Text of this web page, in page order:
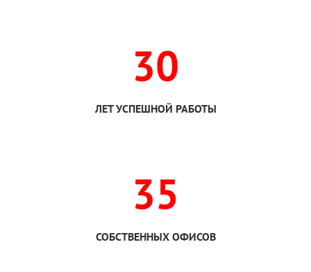
30
ЛЕТ УСПЕШНОЙ РАБОТЫ
35
СОБСТВЕННЫХ ОФИСОВ